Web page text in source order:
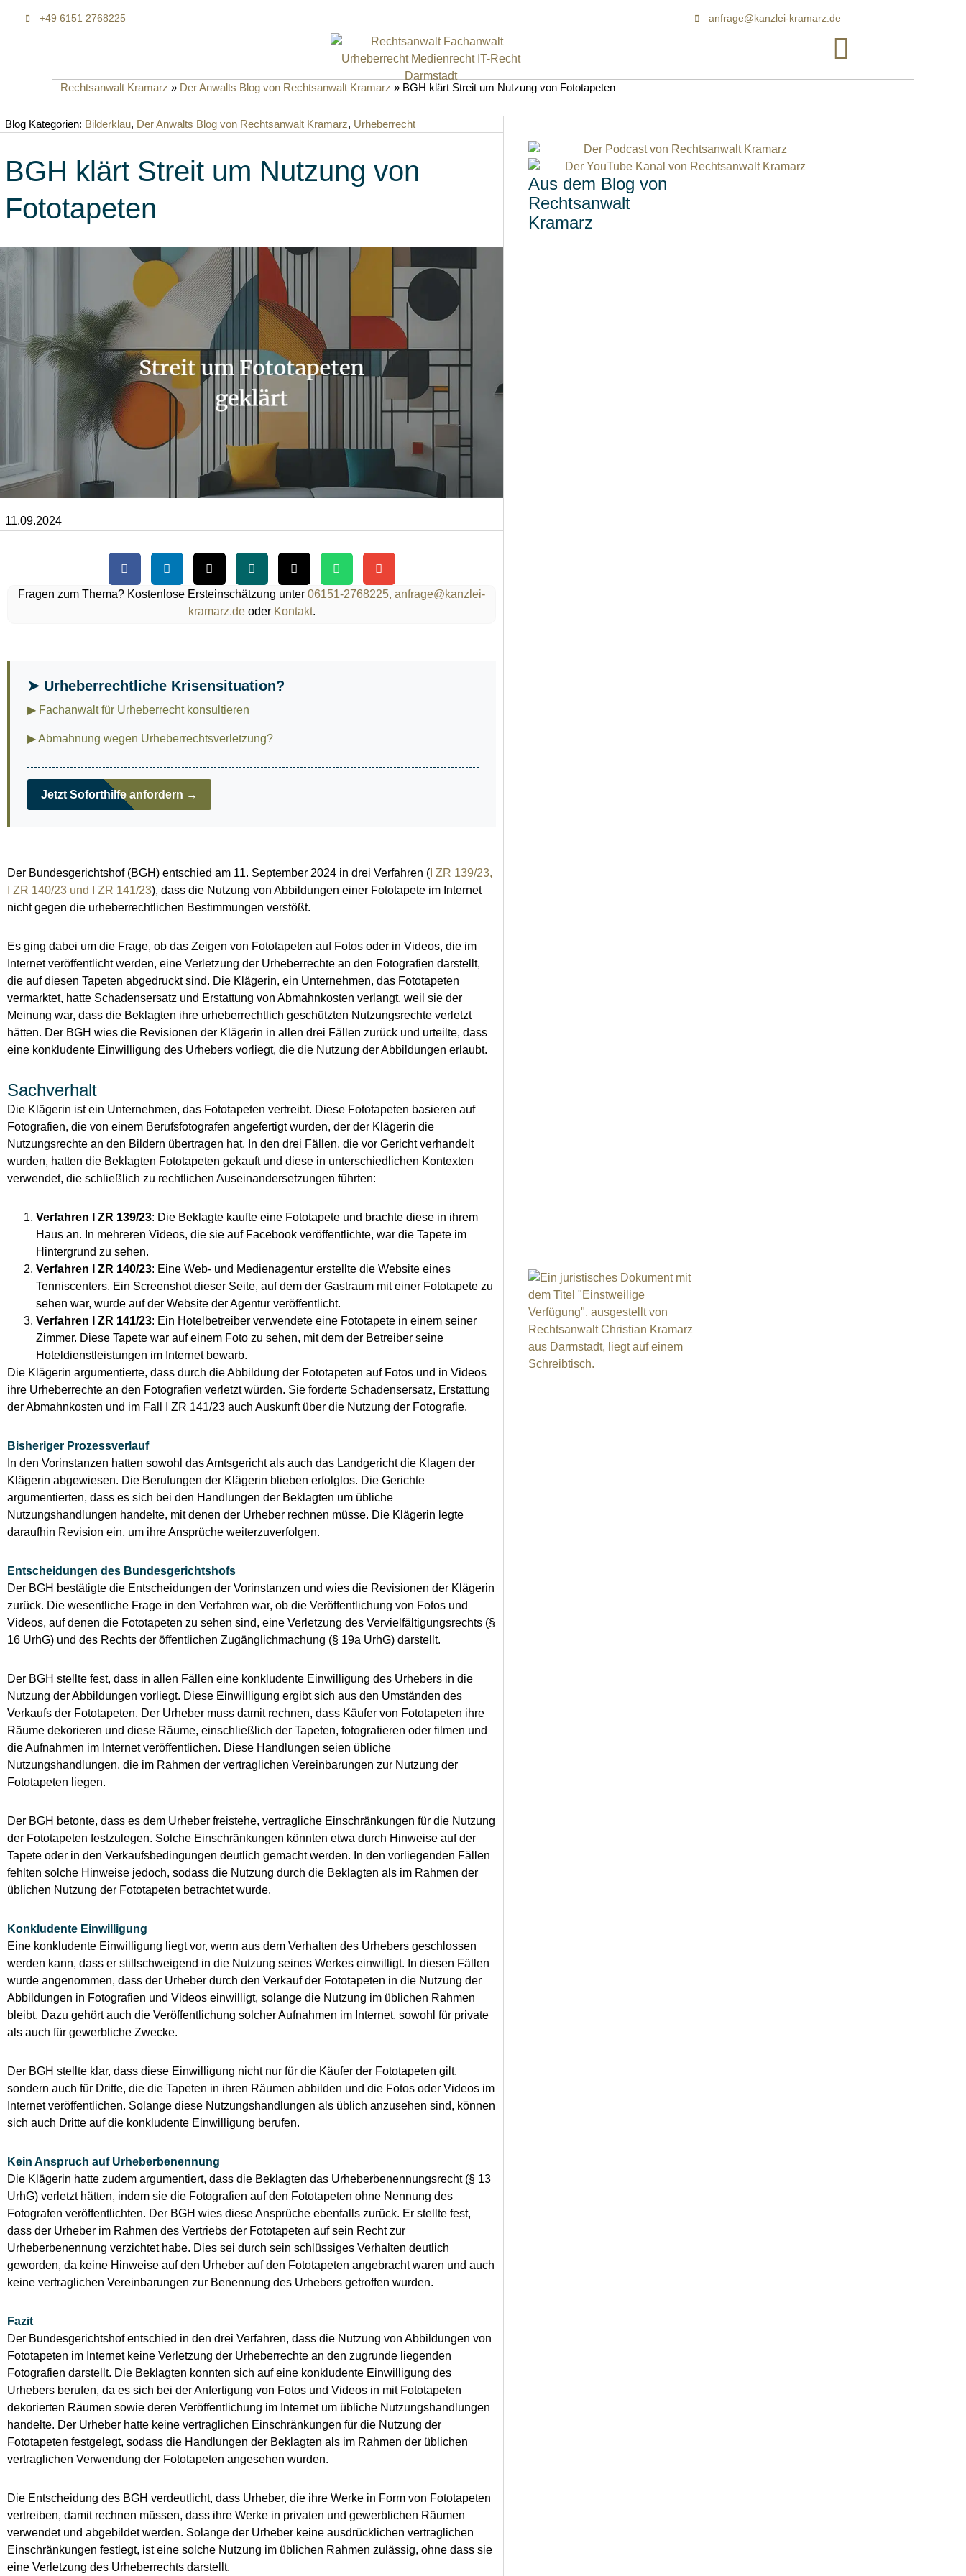
+49 6151 2768225 anfrage@kanzlei-kramarz.de
Rechtsanwalt Kramarz » Der Anwalts Blog von Rechtsanwalt Kramarz » BGH klärt Streit um Nutzung von Fototapeten
Blog Kategorien: Bilderklau, Der Anwalts Blog von Rechtsanwalt Kramarz, Urheberrecht
BGH klärt Streit um Nutzung von
Fototapeten
11.09.2024
Fragen zum Thema? Kostenlose Ersteinschätzung unter 06151-2768225, anfrage@kanzlei-
kramarz.deoder Kontakt.
➤ Urheberrechtliche Krisensituation?
▶ Fachanwalt für Urheberrecht konsultieren
▶ Abmahnung wegen Urheberrechtsverletzung?
Jetzt Soforthilfe anfordern →
Der Bundesgerichtshof (BGH) entschied am 11. September 2024 in drei Verfahren ( I ZR 139/23,
I ZR 140/23 und I ZR 141/23), dass die Nutzung von Abbildungen einer Fototapete im Internet
nicht gegen die urheberrechtlichen Bestimmungen verstößt.
Es ging dabei um die Frage, ob das Zeigen von Fototapeten auf Fotos oder in Videos, die im
Internet veröffentlicht werden, eine Verletzung der Urheberrechte an den Fotografien darstellt,
die auf diesen Tapeten abgedruckt sind. Die Klägerin, ein Unternehmen, das Fototapeten
vermarktet, hatte Schadensersatz und Erstattung von Abmahnkosten verlangt, weil sie der
Meinung war, dass die Beklagten ihre urheberrechtlich geschützten Nutzungsrechte verletzt
hätten. Der BGH wies die Revisionen der Klägerin in allen drei Fällen zurück und urteilte, dass
eine konkludente Einwilligung des Urhebers vorliegt, die die Nutzung der Abbildungen erlaubt.
Sachverhalt
Die Klägerin ist ein Unternehmen, das Fototapeten vertreibt. Diese Fototapeten basieren auf
Fotografien, die von einem Berufsfotografen angefertigt wurden, der der Klägerin die
Nutzungsrechte an den Bildern übertragen hat. In den drei Fällen, die vor Gericht verhandelt
wurden, hatten die Beklagten Fototapeten gekauft und diese in unterschiedlichen Kontexten
verwendet, die schließlich zu rechtlichen Auseinandersetzungen führten:
Verfahren I ZR 139/23: Die Beklagte kaufte eine Fototapete und brachte diese in ihrem
Haus an. In mehreren Videos, die sie auf Facebook veröffentlichte, war die Tapete im
Hintergrund zu sehen.
Verfahren I ZR 140/23: Eine Web- und Medienagentur erstellte die Website eines
Tenniscenters. Ein Screenshot dieser Seite, auf dem der Gastraum mit einer Fototapete zu
sehen war, wurde auf der Website der Agentur veröffentlicht.
Verfahren I ZR 141/23: Ein Hotelbetreiber verwendete eine Fototapete in einem seiner
Zimmer. Diese Tapete war auf einem Foto zu sehen, mit dem der Betreiber seine
Hoteldienstleistungen im Internet bewarb.
Die Klägerin argumentierte, dass durch die Abbildung der Fototapeten auf Fotos und in Videos
ihre Urheberrechte an den Fotografien verletzt würden. Sie forderte Schadensersatz, Erstattung
der Abmahnkosten und im Fall I ZR 141/23 auch Auskunft über die Nutzung der Fotografie.
Bisheriger Prozessverlauf
In den Vorinstanzen hatten sowohl das Amtsgericht als auch das Landgericht die Klagen der
Klägerin abgewiesen. Die Berufungen der Klägerin blieben erfolglos. Die Gerichte
argumentierten, dass es sich bei den Handlungen der Beklagten um übliche
Nutzungshandlungen handelte, mit denen der Urheber rechnen müsse. Die Klägerin legte
daraufhin Revision ein, um ihre Ansprüche weiterzuverfolgen.
Entscheidungen des Bundesgerichtshofs
Der BGH bestätigte die Entscheidungen der Vorinstanzen und wies die Revisionen der Klägerin
zurück. Die wesentliche Frage in den Verfahren war, ob die Veröffentlichung von Fotos und
Videos, auf denen die Fototapeten zu sehen sind, eine Verletzung des Vervielfältigungsrechts (§
16 UrhG) und des Rechts der öffentlichen Zugänglichmachung (§ 19a UrhG) darstellt.
Der BGH stellte fest, dass in allen Fällen eine konkludente Einwilligung des Urhebers in die
Nutzung der Abbildungen vorliegt. Diese Einwilligung ergibt sich aus den Umständen des
Verkaufs der Fototapeten. Der Urheber muss damit rechnen, dass Käufer von Fototapeten ihre
Räume dekorieren und diese Räume, einschließlich der Tapeten, fotografieren oder filmen und
die Aufnahmen im Internet veröffentlichen. Diese Handlungen seien übliche
Nutzungshandlungen, die im Rahmen der vertraglichen Vereinbarungen zur Nutzung der
Fototapeten liegen.
Der BGH betonte, dass es dem Urheber freistehe, vertragliche Einschränkungen für die Nutzung
der Fototapeten festzulegen. Solche Einschränkungen könnten etwa durch Hinweise auf der
Tapete oder in den Verkaufsbedingungen deutlich gemacht werden. In den vorliegenden Fällen
fehlten solche Hinweise jedoch, sodass die Nutzung durch die Beklagten als im Rahmen der
üblichen Nutzung der Fototapeten betrachtet wurde.
Konkludente Einwilligung
Eine konkludente Einwilligung liegt vor, wenn aus dem Verhalten des Urhebers geschlossen
werden kann, dass er stillschweigend in die Nutzung seines Werkes einwilligt. In diesen Fällen
wurde angenommen, dass der Urheber durch den Verkauf der Fototapeten in die Nutzung der
Abbildungen in Fotografien und Videos einwilligt, solange die Nutzung im üblichen Rahmen
bleibt. Dazu gehört auch die Veröffentlichung solcher Aufnahmen im Internet, sowohl für private
als auch für gewerbliche Zwecke.
Der BGH stellte klar, dass diese Einwilligung nicht nur für die Käufer der Fototapeten gilt,
sondern auch für Dritte, die die Tapeten in ihren Räumen abbilden und die Fotos oder Videos im
Internet veröffentlichen. Solange diese Nutzungshandlungen als üblich anzusehen sind, können
sich auch Dritte auf die konkludente Einwilligung berufen.
Kein Anspruch auf Urheberbenennung
Die Klägerin hatte zudem argumentiert, dass die Beklagten das Urheberbenennungsrecht (§ 13
UrhG) verletzt hätten, indem sie die Fotografien auf den Fototapeten ohne Nennung des
Fotografen veröffentlichten. Der BGH wies diese Ansprüche ebenfalls zurück. Er stellte fest,
dass der Urheber im Rahmen des Vertriebs der Fototapeten auf sein Recht zur
Urheberbenennung verzichtet habe. Dies sei durch sein schlüssiges Verhalten deutlich
geworden, da keine Hinweise auf den Urheber auf den Fototapeten angebracht waren und auch
keine vertraglichen Vereinbarungen zur Benennung des Urhebers getroffen wurden.
Fazit
Der Bundesgerichtshof entschied in den drei Verfahren, dass die Nutzung von Abbildungen von
Fototapeten im Internet keine Verletzung der Urheberrechte an den zugrunde liegenden
Fotografien darstellt. Die Beklagten konnten sich auf eine konkludente Einwilligung des
Urhebers berufen, da es sich bei der Anfertigung von Fotos und Videos in mit Fototapeten
dekorierten Räumen sowie deren Veröffentlichung im Internet um übliche Nutzungshandlungen
handelte. Der Urheber hatte keine vertraglichen Einschränkungen für die Nutzung der
Fototapeten festgelegt, sodass die Handlungen der Beklagten als im Rahmen der üblichen
vertraglichen Verwendung der Fototapeten angesehen wurden.
Die Entscheidung des BGH verdeutlicht, dass Urheber, die ihre Werke in Form von Fototapeten
vertreiben, damit rechnen müssen, dass ihre Werke in privaten und gewerblichen Räumen
verwendet und abgebildet werden. Solange der Urheber keine ausdrücklichen vertraglichen
Einschränkungen festlegt, ist eine solche Nutzung im üblichen Rahmen zulässig, ohne dass sie
eine Verletzung des Urheberrechts darstellt.
Aus dem Blog von
Rechtsanwalt
Kramarz